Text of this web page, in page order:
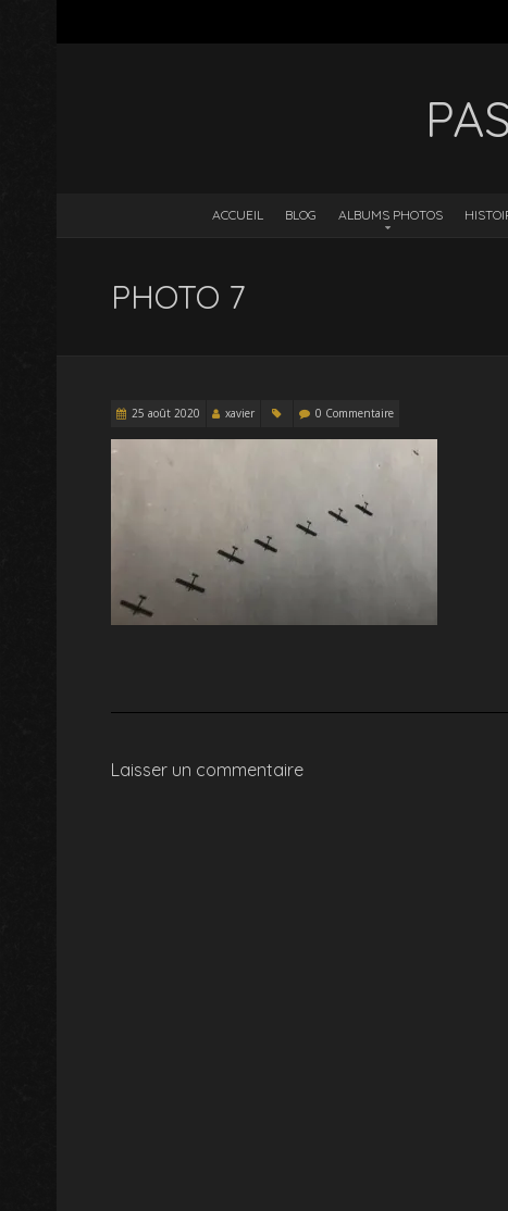
ACCUEIL BLOG ALBUMS PHOTOS
PHOTO 7
25 août 2020 xavier 0 Commentaire
Laisser un commentaire